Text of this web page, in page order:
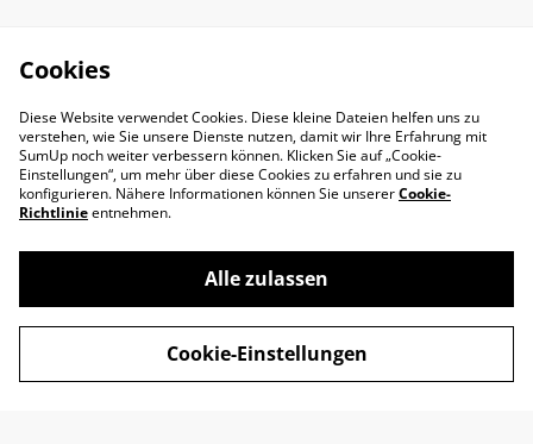
Widerrufsrecht
Cookies
Diese Website verwendet Cookies. Diese kleine Dateien helfen uns zu
verstehen, wie Sie unsere Dienste nutzen, damit wir Ihre Erfahrung mit
SumUp noch weiter verbessern können. Klicken Sie auf „Cookie-
Einstellungen“, um mehr über diese Cookies zu erfahren und sie zu
konfigurieren. Nähere Informationen können Sie unsererCookie-
Richtlinieentnehmen.
Alle zulassen
Cookie-Einstellungen